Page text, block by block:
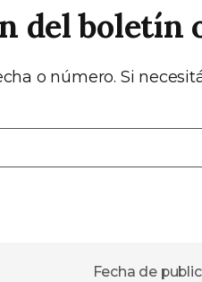
del boletín
o número. Si
Fecha de